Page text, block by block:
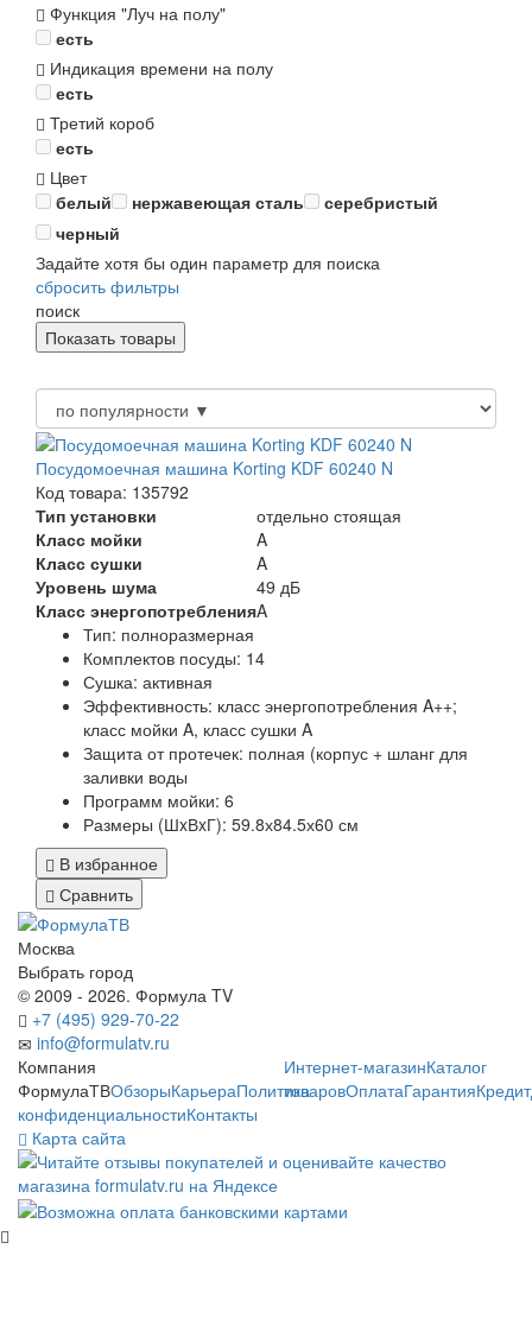
Функция "Луч на полу"
есть
Индикация времени на полу
есть
Третий короб
есть
Цвет
белый
нержавеющая сталь
серебристый
черный
Задайте хотя бы один параметр для поиска
сбросить фильтры
поиск
Посудомоечная машина Korting KDF 60240 N
Код товара: 135792
Тип установки
отдельно стоящая
Класс мойки
A
Класс сушки
A
Уровень шума
49 дБ
Класс энергопотребленияA
Тип: полноразмерная
Комплектов посуды: 14
Сушка: активная
Эффективность: класс энергопотребления A++;
класс мойки A, класс сушки A
Защита от протечек: полная (корпус + шланг для
заливки воды
Программ мойки: 6
Размеры (ШxВxГ): 59.8х84.5х60 см
В избранное
Сравнить
Москва
Выбрать город
© 2009 - 2026. Формула TV
+7 (495) 929-70-22
info@formulatv.ru
Компания
ФормулаТВОбзорыКарьераПолитика
конфиденциальностиКонтакты
Интернет-магазинКаталог
товаровОплатаГарантияКредит
Карта сайта